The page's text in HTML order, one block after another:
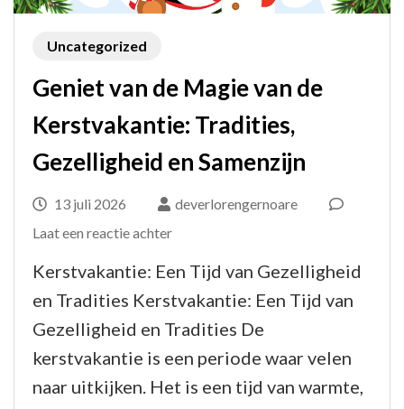
Uncategorized
Geniet van de Magie van de
Kerstvakantie: Tradities,
Gezelligheid en Samenzijn
13 juli 2026
deverlorengernoare
Laat een reactie achterop
Kerstvakantie: Een Tijd van Gezelligheid
en Tradities Kerstvakantie: Een Tijd van
Gezelligheid en Tradities De
kerstvakantie is een periode waar velen
naar uitkijken. Het is een tijd van warmte,